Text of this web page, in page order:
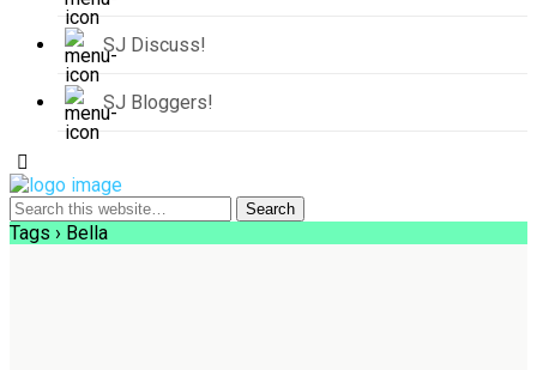
SJ Discuss!
SJ Bloggers!
Tags › Bella